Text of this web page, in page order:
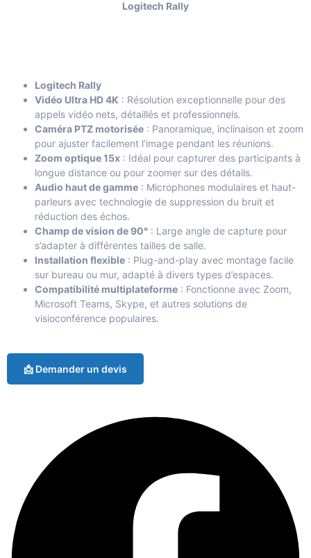
Logitech Rally
Logitech Rally
Vidéo Ultra HD 4K : Résolution exceptionnelle pour des
appels vidéo nets, détaillés et professionnels.
Caméra PTZ motorisée : Panoramique, inclinaison et zoom
pour ajuster facilement l’image pendant les réunions.
Zoom optique 15x : Idéal pour capturer des participants à
longue distance ou pour zoomer sur des détails.
Audio haut de gamme : Microphones modulaires et haut-
parleurs avec technologie de suppression du bruit et
réduction des échos.
Champ de vision de 90° : Large angle de capture pour
s’adapter à différentes tailles de salle.
Installation flexible : Plug-and-play avec montage facile
sur bureau ou mur, adapté à divers types d’espaces.
Compatibilité multiplateforme : Fonctionne avec Zoom,
Microsoft Teams, Skype, et autres solutions de
visioconférence populaires.
📩 Demander un devis